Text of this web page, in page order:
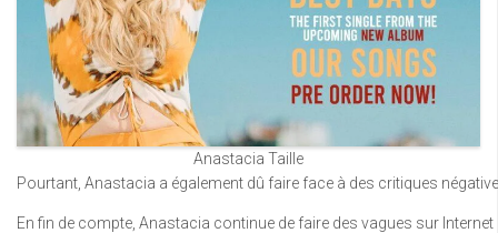
Anastacia Taille
Pourtant, Anastacia a également dû faire face à des critiques
En fin de compte, Anastacia continue de faire des vagues sur